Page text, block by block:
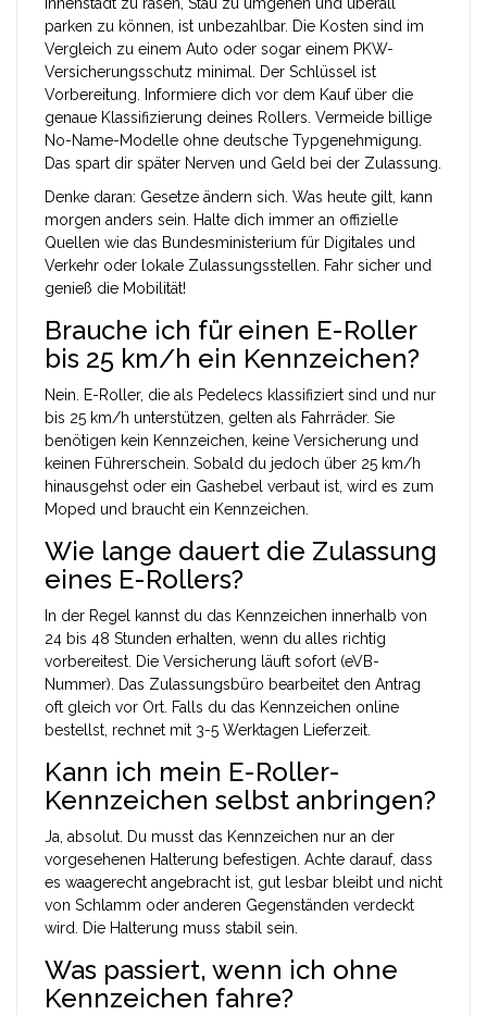
parken zu können, ist unbezahlbar. Die Kosten sind im
Vergleich zu einem Auto oder sogar einem PKW-
Versicherungsschutz minimal. Der Schlüssel ist
Vorbereitung. Informiere dich vor dem Kauf über die
genaue Klassifizierung deines Rollers. Vermeide billige
No-Name-Modelle ohne deutsche Typgenehmigung.
Das spart dir später Nerven und Geld bei der Zulassung.
Denke daran: Gesetze ändern sich. Was heute gilt, kann
morgen anders sein. Halte dich immer an offizielle
Quellen wie das Bundesministerium für Digitales und
Verkehr oder lokale Zulassungsstellen. Fahr sicher und
genieß die Mobilität!
Brauche ich für einen E-Roller
bis 25 km/h ein Kennzeichen?
Nein. E-Roller, die als Pedelecs klassifiziert sind und nur
bis 25 km/h unterstützen, gelten als Fahrräder. Sie
benötigen kein Kennzeichen, keine Versicherung und
keinen Führerschein. Sobald du jedoch über 25 km/h
hinausgehst oder ein Gashebel verbaut ist, wird es zum
Moped und braucht ein Kennzeichen.
Wie lange dauert die Zulassung
eines E-Rollers?
In der Regel kannst du das Kennzeichen innerhalb von
24 bis 48 Stunden erhalten, wenn du alles richtig
vorbereitest. Die Versicherung läuft sofort (eVB-
Nummer). Das Zulassungsbüro bearbeitet den Antrag
oft gleich vor Ort. Falls du das Kennzeichen online
bestellst, rechnet mit 3-5 Werktagen Lieferzeit.
Kann ich mein E-Roller-
Kennzeichen selbst anbringen?
Ja, absolut. Du musst das Kennzeichen nur an der
vorgesehenen Halterung befestigen. Achte darauf, dass
es waagerecht angebracht ist, gut lesbar bleibt und nicht
von Schlamm oder anderen Gegenständen verdeckt
wird. Die Halterung muss stabil sein.
Was passiert, wenn ich ohne
Kennzeichen fahre?